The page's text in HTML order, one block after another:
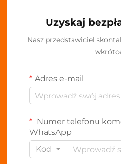
Uzyskaj
Nasz przedstawiciel
Adres e-mail
Numer telefonu
WhatsApp
Kod